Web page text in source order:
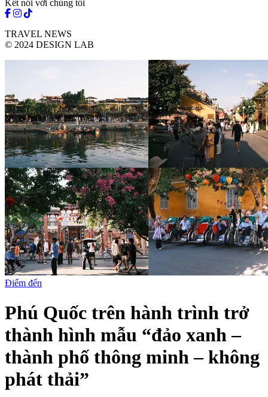
Kết nối với chúng tôi
TRAVEL NEWS
© 2024 DESIGN LAB
Điểm đến
Phú Quốc trên hành trình trở
thành hình mẫu “đảo xanh –
thành phố thông minh – không
phát thải”